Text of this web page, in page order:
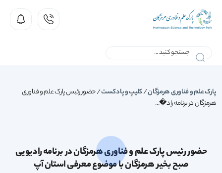
پارک علم و فناوری هرمزگان/کلیپ و پادکست/حضور رئیس پارک علم و فناوری
هرمزگان در برنامه راد�...
حضور رئیس پارک علم و فناوری هرمزگان در برنامه رادیویی
صبح بخیر هرمزگان با موضوع معرفی استان آپ